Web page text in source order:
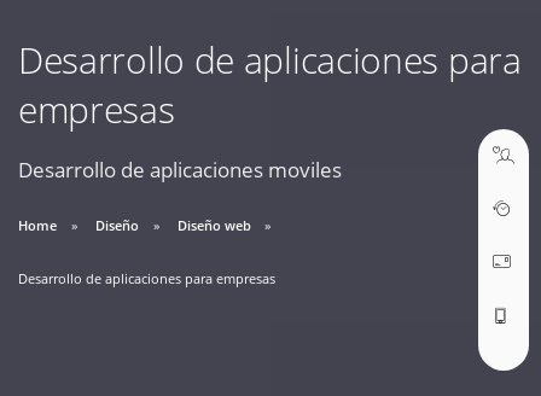
Desarrollo de aplicaciones para
empresas
Desarrollo de aplicaciones moviles
Home Diseño Diseño web
Desarrollo de aplicaciones para empresas
09:30 AM A 18:30 PM
soporte@webseo.cl